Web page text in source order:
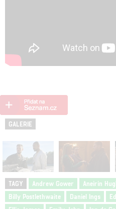
GALERIE
TAGY Andrew Gower Aneirin
Billy Postlethwaite
Daniel Ings